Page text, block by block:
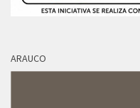
ARAUCO